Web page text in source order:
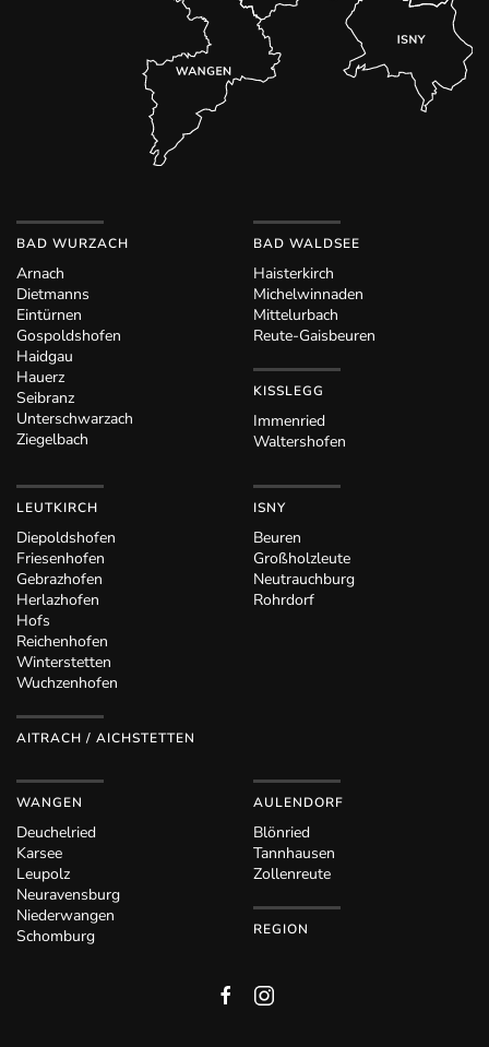
BAD WURZACH
Arnach
Dietmanns
Eintürnen
Gospoldshofen
Haidgau
Hauerz
Seibranz
Unterschwarzach
Ziegelbach
BAD WALDSEE
Haisterkirch
Michelwinnaden
Mittelurbach
Reute-Gaisbeuren
KISSLEGG
Immenried
Waltershofen
LEUTKIRCH
Diepoldshofen
Friesenhofen
Gebrazhofen
Herlazhofen
Hofs
Reichenhofen
Winterstetten
Wuchzenhofen
AITRACH / AICHSTETTEN
ISNY
Beuren
Großholzleute
Neutrauchburg
Rohrdorf
WANGEN
Deuchelried
Karsee
Leupolz
Neuravensburg
Niederwangen
Schomburg
AULENDORF
Blönried
Tannhausen
Zollenreute
REGION